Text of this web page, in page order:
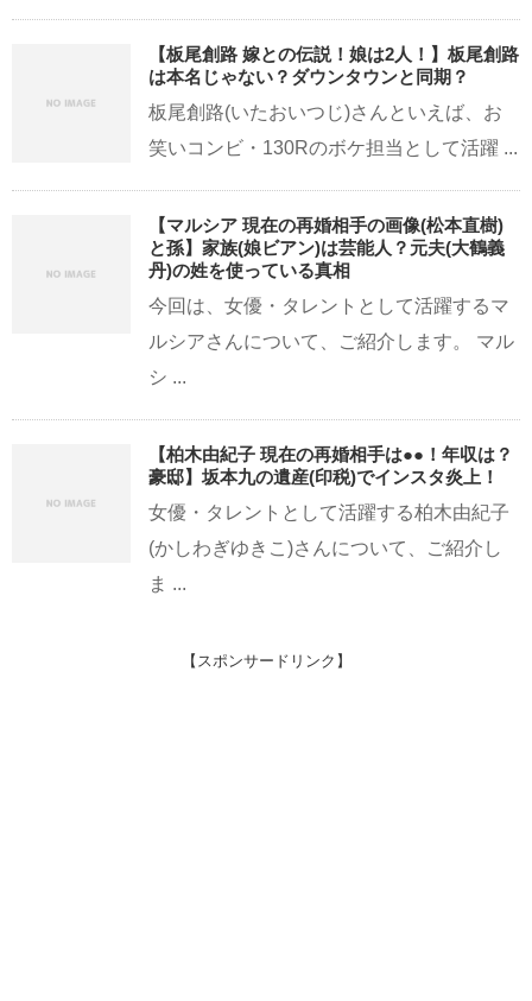
【板尾創路 嫁との伝説！娘は2人！】板尾創路
は本名じゃない？ダウンタウンと同期？
板尾創路(いたおいつじ)さんといえば、お
笑いコンビ・130Rのボケ担当として活躍 ...
【マルシア 現在の再婚相手の画像(松本直樹)
と孫】家族(娘ビアン)は芸能人？元夫(大鶴義
丹)の姓を使っている真相
今回は、女優・タレントとして活躍するマ
ルシアさんについて、ご紹介します。 マル
シ ...
【柏木由紀子 現在の再婚相手は●●！年収は？
豪邸】坂本九の遺産(印税)でインスタ炎上！
女優・タレントとして活躍する柏木由紀子
(かしわぎゆきこ)さんについて、ご紹介し
ま ...
【スポンサードリンク】